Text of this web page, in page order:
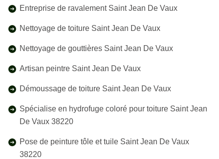
Entreprise de ravalement Saint Jean De Vaux
Nettoyage de toiture Saint Jean De Vaux
Nettoyage de gouttières Saint Jean De Vaux
Artisan peintre Saint Jean De Vaux
Démoussage de toiture Saint Jean De Vaux
Spécialise en hydrofuge coloré pour toiture Saint Jean
De Vaux 38220
Pose de peinture tôle et tuile Saint Jean De Vaux
38220